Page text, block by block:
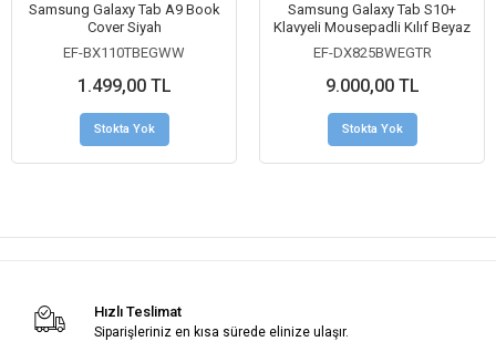
Samsung Galaxy Tab A9 Book
Cover Siyah
EF-BX110TBEGWW
1.499,00 TL
Stokta Yok
Samsung Galaxy Tab S10+
Klavyeli Mousepadli Kılıf Beyaz
EF-DX825BWEGTR
9.000,00 TL
Stokta Yok
Hızlı Teslimat
Siparişleriniz en kısa sürede elinize ulaşır.